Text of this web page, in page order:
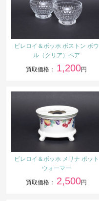
ビレロイ＆ボッホ ボストン ボウ
ル（クリア）ペア
買取価格： 1,200円
ビレロイ＆ボッホ メリナ ポット
ウォーマー
買取価格： 2,500円